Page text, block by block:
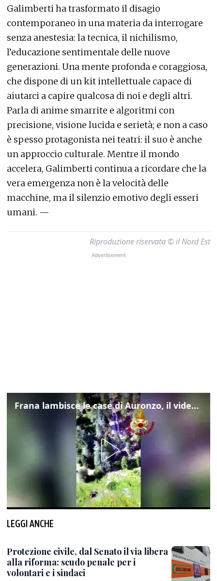
Galimberti ha trasformato il disagio
contemporaneo in una materia da interrogare
senza anestesia: la tecnica, il nichilismo,
l’educazione sentimentale delle nuove
generazioni. Una mente profonda e coraggiosa,
che dispone di un kit intellettuale capace di
aiutarci a capire qualcosa di noi e degli altri.
Parla di anime smarrite e algoritmi con
precisione, visione lucida e serietà; e non a caso
è spesso protagonista nei teatri: il suo è anche
un approccio culturale. Mentre il mondo
accelera, Galimberti continua a ricordare che la
vera emergenza non è la velocità delle
macchine, ma il silenzio emotivo degli esseri
umani. —
Riproduzione riservata © il Nord Est
Frana lambisce le case di Auronzo, il video dall'elicottero dei vigili del fuoco
LEGGI ANCHE
Protezione civile, dal Senato il via libera
alla riforma: scudo penale per i
volontari e i sindaci